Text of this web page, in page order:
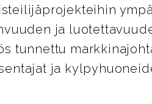
ja
tunnettu
ja